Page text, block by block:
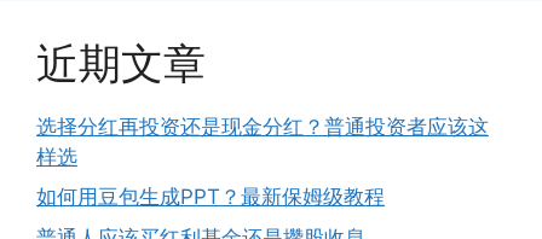
近期文章
选择分红再投资还是现金分红？普通投资者应该这
样选
如何用豆包生成PPT？最新保姆级教程